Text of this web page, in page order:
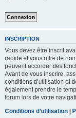
INSCRIPTION
Vous devez être inscrit
rapide et vous offre de
peuvent accorder des
Avant de vous inscrire,
conditions d’utilisation et
également prendre le
forum lors de votre
Conditions d’utilisation |